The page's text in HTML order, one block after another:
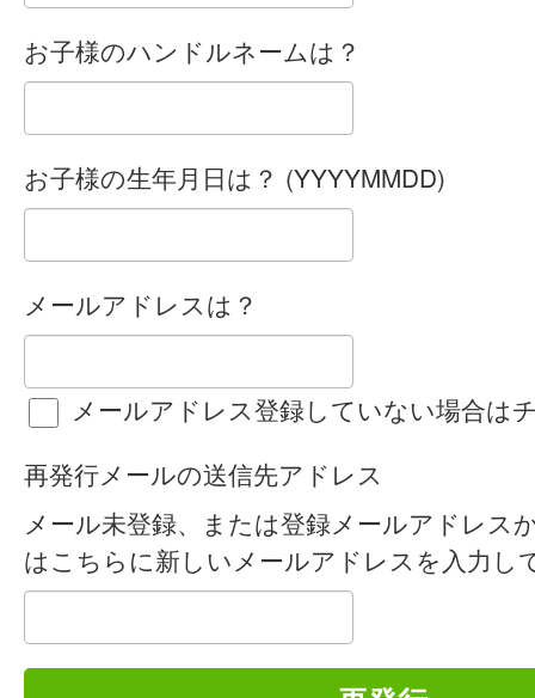
お子様のハンドルネームは？
お子様の生年月日は？ (YYYYMMDD)
メールアドレスは？
メールアドレス登録していない場合は
再発行メールの送信先アドレス
メール未登録、または登録メールアドレス
はこちらに新しいメールアドレスを入力し